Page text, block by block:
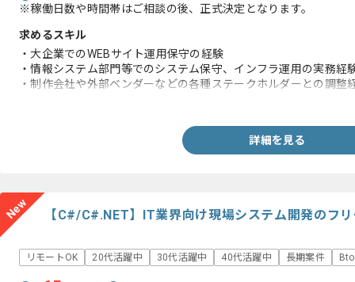
※稼働日数や時間帯はご相談の後、正式決定となります。
求めるスキル
・大企業でのWEBサイト運用保守の経験
・情報システム部門等でのシステム保守、インフラ運用の実務経
・制作会社や外部ベンダーなどの各種ステークホルダーとの調整
詳細を見る
New 【C#/C#.NET】IT業界向け現場システム開発のフ
リモートOK 20代活躍中 30代活躍中 40代活躍中 長期案件